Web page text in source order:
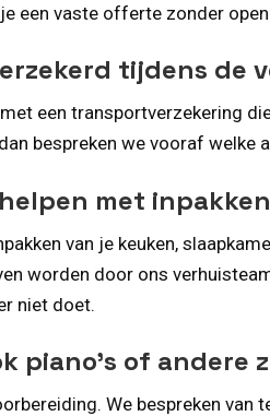
een vaste offerte zonder
tijdens de
een transportverzekering
bespreken we vooraf welke
met
van je keuken,
worden door ons
niet doet.
piano’s of andere
We bespreken